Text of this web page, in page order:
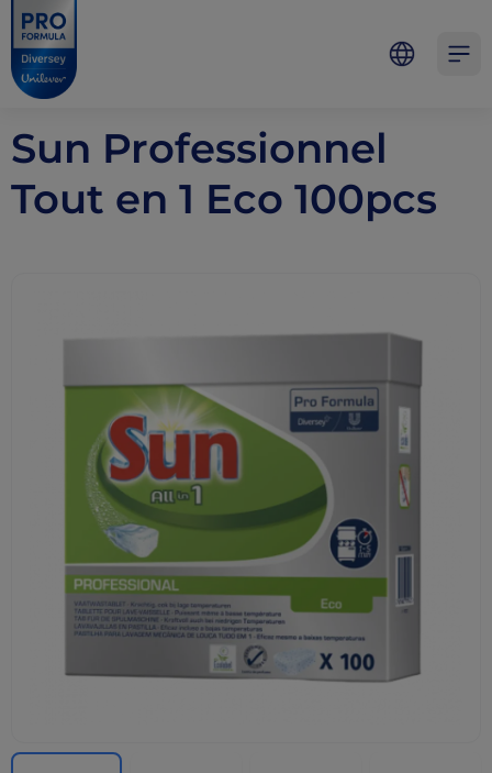
Skip to main content
Skip to navigation
Skip to footer
Pro Formula
Sun Professionnel
Tout en 1 Eco 100pcs